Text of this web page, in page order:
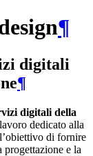
¶
digitali
¶
digitali della
dedicato alla
di fornire
e la